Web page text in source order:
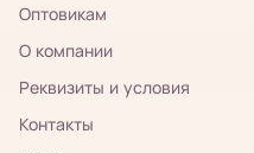
Оптовикам
О компании
Реквизиты и условия
Контакты